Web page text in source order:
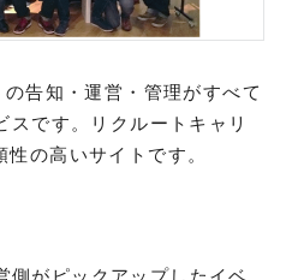
の告知・運営・管理がすべて
です。リクルートキャリ
の高いサイトです。